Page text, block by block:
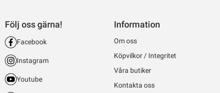
Följ oss gärna!
Facebook
Instagram
Youtube
Information
Om oss
Köpvilkor / Integritet
Våra butiker
Kontakta oss